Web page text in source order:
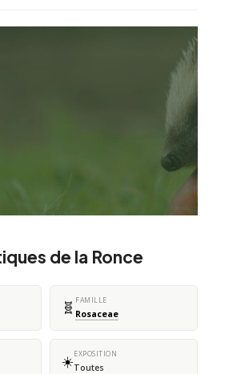
de la Ronce
🧬 FAMILLE
Rosaceae
☀️EXPOSITION
Toutes